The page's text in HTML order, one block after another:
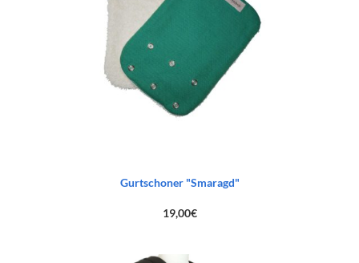
Gurtschoner "Smaragd"
19,00€